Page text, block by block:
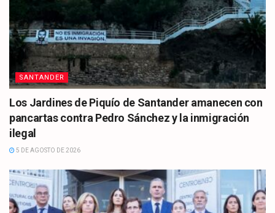
SANTANDER
Los Jardines de Piquío de Santander amanecen con
pancartas contra Pedro Sánchez y la inmigración
ilegal
5 DE AGOSTO DE 2026